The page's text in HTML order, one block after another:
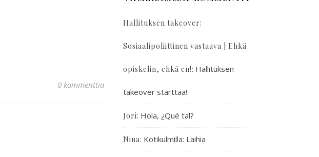
0 kommenttia
Hallituksen takeover:
Sosiaalipoliittinen vastaava | Ehkä
opiskelin, ehkä en!: Hallituksen
takeover starttaa!
Jori: Hola, ¿Qué tal?
Nina: Kotikulmilla: Laihia